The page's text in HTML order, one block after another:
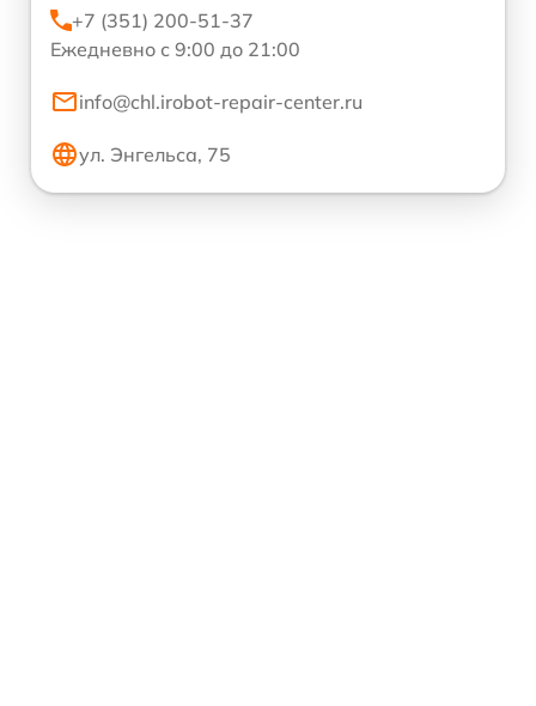
+7 (351) 200-51-37
Ежедневно с 9:00 до 21:00
info@chl.irobot-repair-center.ru
ул. Энгельса, 75